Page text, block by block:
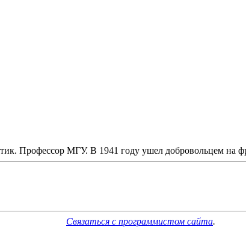
Профессор МГУ. В 1941 году ушел добровольцем на
Связаться с программистом сайта.